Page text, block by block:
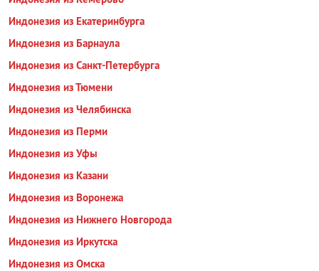
Индонезия из Екатеринбурга
Индонезия из Барнаула
Индонезия из Санкт-Петербурга
Индонезия из Тюмени
Индонезия из Челябинска
Индонезия из Перми
Индонезия из Уфы
Индонезия из Казани
Индонезия из Воронежа
Индонезия из Нижнего Новгорода
Индонезия из Иркутска
Индонезия из Омска